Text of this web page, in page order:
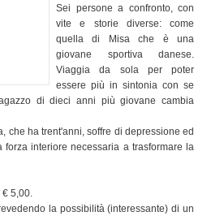
Sei persone a confronto, con
vite e storie diverse: come
quella di Misa che è una
giovane sportiva danese.
Viaggia da sola per poter
essere più in sintonia con se
di dieci anni più giovane cambia
che ha trent'anni, soffre di depressione ed
interiore necessaria a trasformare la
€ 5,00.
la possibilità (interessante) di un